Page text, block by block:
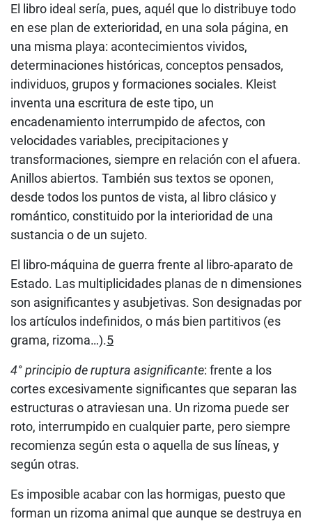
El libro ideal sería, pues, aquél que lo distribuye todo
en ese plan de exterioridad, en una sola página, en
una misma playa: acontecimientos vividos,
determinaciones históricas, conceptos pensados,
individuos, grupos y formaciones sociales. Kleist
inventa una escritura de este tipo, un
encadenamiento interrumpido de afectos, con
velocidades variables, precipitaciones y
transformaciones, siempre en relación con el afuera.
Anillos abiertos. También sus textos se oponen,
desde todos los puntos de vista, al libro clásico y
romántico, constituido por la interioridad de una
sustancia o de un sujeto.
El libro-máquina de guerra frente al libro-aparato de
Estado. Las multiplicidades planas de n dimensiones
son asignificantes y asubjetivas. Son designadas por
los artículos indefinidos, o más bien partitivos (es
grama, rizoma…).5
4° principio de ruptura asignificante: frente a los
cortes excesivamente significantes que separan las
estructuras o atraviesan una. Un rizoma puede ser
roto, interrumpido en cualquier parte, pero siempre
recomienza según esta o aquella de sus líneas, y
según otras.
Es imposible acabar con las hormigas, puesto que
forman un rizoma animal que aunque se destruya en